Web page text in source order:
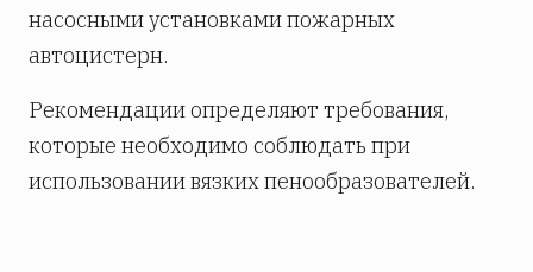
насосными установками пожарных
автоцистерн.
Рекомендации определяют требования,
которые необходимо соблюдать при
использовании вязких пенообразователей.